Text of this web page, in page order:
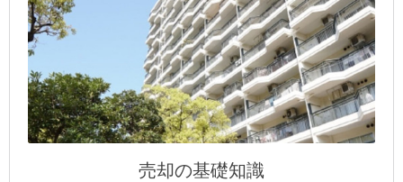
売却の基礎知識